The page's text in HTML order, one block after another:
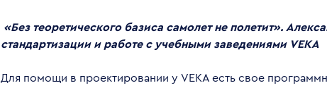
«Без теоретического базиса самолет не полетит».
стандартизации и работе с учебными заведениями VEKA
Для помощи в проектировании у VEKA есть свое